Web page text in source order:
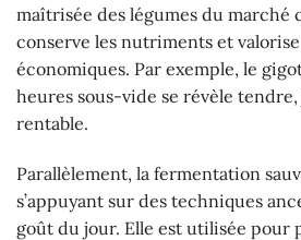
maîtrisée des légumes du marché
conserve les nutriments et
économiques. Par exemple, le
heures sous-vide se révèle
rentable.
Parallèlement, la fermentation
s’appuyant sur des techniques
goût du jour. Elle est utilisée pour